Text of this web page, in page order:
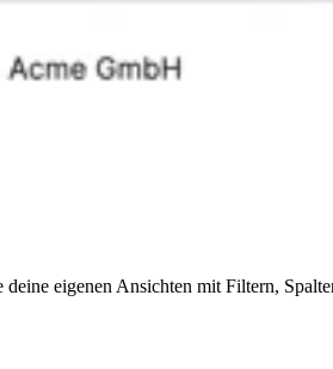
deine eigenen Ansichten mit Filtern,